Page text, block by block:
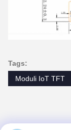
Tags:
Moduli IoT TFT